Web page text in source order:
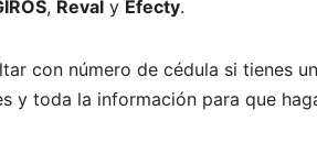
, Reval y Efecty.
con número de cédula si tienes un
y toda la información para que